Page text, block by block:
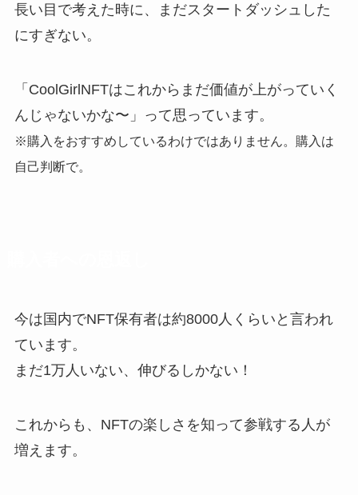
長い目で考えた時に、まだスタートダッシュした
にすぎない。
「CoolGirlNFTはこれからまだ価値が上がっていく
んじゃないかな〜」って思っています。
※購入をおすすめしているわけではありません。購入は
自己判断で。
今は国内でNFT保有者は約8000人くらいと言われ
ています。
まだ1万人いない、伸びるしかない！
これからも、NFTの楽しさを知って参戦する人が
増えます。